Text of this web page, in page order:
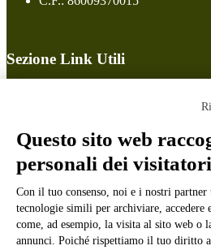
Sezione Link Utili
Ufficio Relazioni con il Pubblico
Dichiarazione di accessibilità
Obiettivi di accessibilità
Gestione consensi cookie
Amministrazione trasparente
Pagina visualizzata
16333 volte
Questo sito web
personali dei
Con il tuo consenso, noi e i nostri
tecnologie simili per archiviare, accedere
come, ad esempio, la visita al sito web o
annunci. Poiché rispettiamo il tuo diritto